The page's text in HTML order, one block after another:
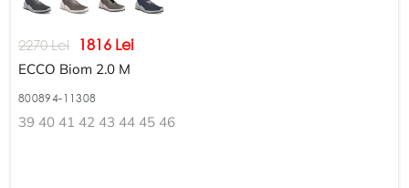
2270 Lei 1816 Lei
ECCO Biom 2.0 M
800894-11308
39 40 41 42 43 44 45 46